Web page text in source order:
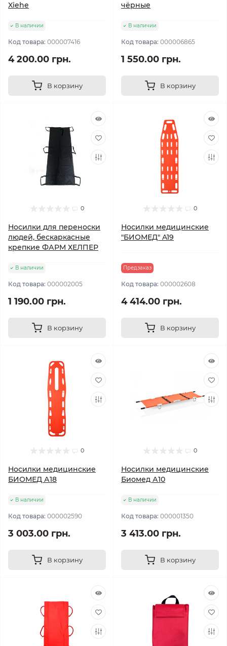
Xiehe
В наличии
Код товара: 000007416
4 200.00 грн.
В корзину
чёрные
В наличии
Код товара: 000006865
1 550.00 грн.
В корзину
0
Носилки для переноски
людей, бескаркасные
крепкие ФАРМ ХЕЛПЕР
В наличии
Код товара: 000002005
1 190.00 грн.
В корзину
0
Носилки медицинские
"БИОМЕД" A19
Предзаказ
Код товара: 000002608
4 414.00 грн.
В корзину
0
Носилки медицинские
БИОМЕД А18
В наличии
Код товара: 000002590
3 003.00 грн.
В корзину
0
Носилки медицинские
Биомед А10
В наличии
Код товара: 000001350
3 413.00 грн.
В корзину